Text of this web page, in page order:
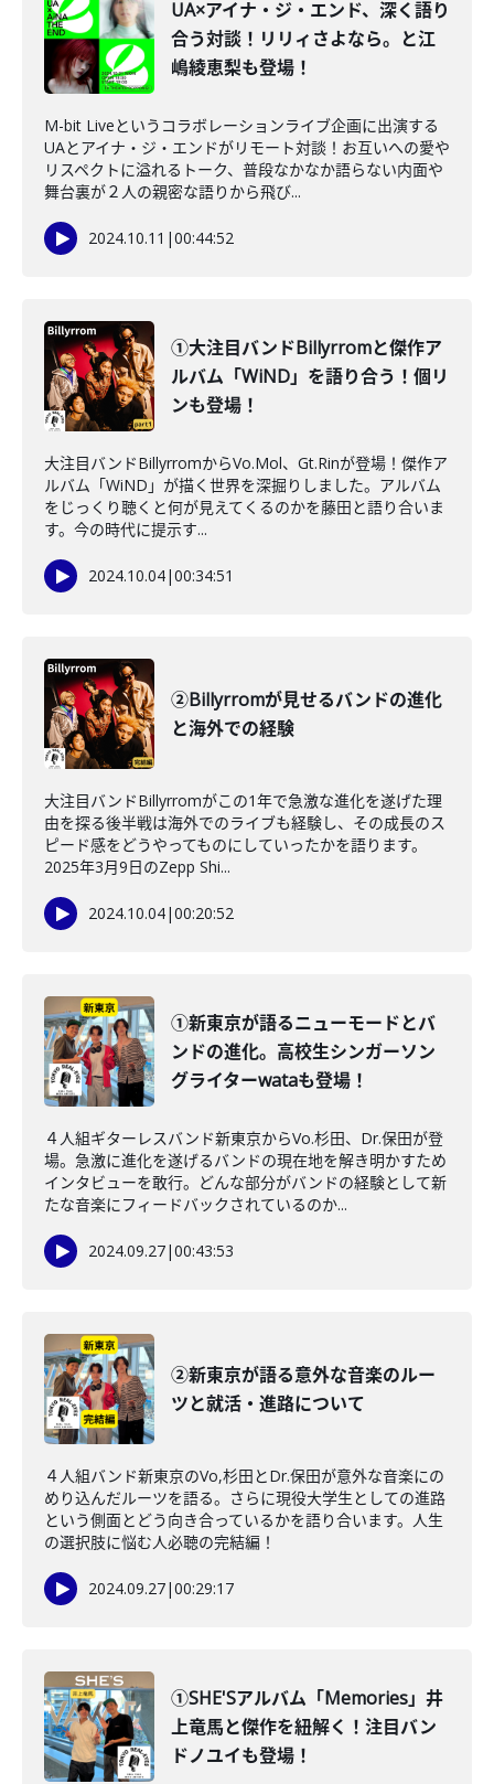
UA×アイナ・ジ・エンド、深く語り
合う対談！リリィさよなら。と江
嶋綾恵梨も登場！
M-bit Liveというコラボレーションライブ企画に出演する
UAとアイナ・ジ・エンドがリモート対談！お互いへの愛や
リスペクトに溢れるトーク、普段なかなか語らない内面や
舞台裏が２人の親密な語りから飛び...
2024.10.11 |00:44:52
①大注目バンドBillyrromと傑作ア
ルバム「WiND」を語り合う！個リ
ンも登場！
大注目バンドBillyrromからVo.Mol、Gt.Rinが登場！傑作ア
ルバム「WiND」が描く世界を深掘りしました。アルバム
をじっくり聴くと何が見えてくるのかを藤田と語り合いま
す。今の時代に提示す...
2024.10.04|00:34:51
②Billyrromが見せるバンドの進化
と海外での経験
大注目バンドBillyrromがこの1年で急激な進化を遂げた理
由を探る後半戦は海外でのライブも経験し、その成長のス
ピード感をどうやってものにしていったかを語ります。
2025年3月9日のZepp Shi...
2024.10.04|00:20:52
①新東京が語るニューモードとバ
ンドの進化。高校生シンガーソン
グライターwataも登場！
４人組ギターレスバンド新東京からVo.杉田、Dr.保田が登
場。急激に進化を遂げるバンドの現在地を解き明かすため
インタビューを敢行。どんな部分がバンドの経験として新
たな音楽にフィードバックされているのか...
2024.09.27|00:43:53
②新東京が語る意外な音楽のルー
ツと就活・進路について
４人組バンド新東京のVo,杉田とDr.保田が意外な音楽にの
めり込んだルーツを語る。さらに現役大学生としての進路
という側面とどう向き合っているかを語り合います。人生
の選択肢に悩む人必聴の完結編！
2024.09.27|00:29:17
①SHE'Sアルバム「Memories」井
上竜馬と傑作を紐解く！注目バン
ドノユイも登場！